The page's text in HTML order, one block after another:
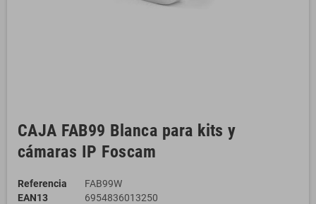
CAJA FAB99 Blanca para kits y
cámaras IP Foscam
Referencia
FAB99W
EAN13
6954836013250